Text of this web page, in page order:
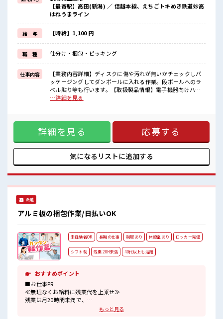
≪未経験の方も大カンゲイ≫
新しいことにチャレンジするのは不安だけど、
しっかり働く環境が整っています！
イチからスキルUP・ステップUP目指していきましょう！
≪収入アップを目指せる≫
高時給だらけの派遣のお仕事です！
■職場の雰囲気
仕事の合間の息抜きは休憩室で♪
職場にはロッカー完備！
私物の置きすぎには注意が必要ですね★
ホドよく残業があるのでホドよく働きたい方にオススメ！
【最寄駅】高田(新潟) ／ 信越本線、えちごトキめき鉄道妙高
はねうまライン
給 与 【時給】1,100 円
職 種 仕分け・梱包・ピッキング
仕事内容
【業務内容詳細】ディスクに傷や汚れが無いかチェックしパ
ッケージングしてダンボールに入れる作業。段ボールへのラ
ベル貼り等も行います。【取扱製品情報】電子機器向けハー
ドディスク、基板 ■お仕事PR ≪ちょっとの残業で収入アップ
験の方も大カンゲイ≫ 新しいことにチャレンジするのは不安
だけど、 しっかり働く環境が整っています！ イチからスキル
UP・ステップUP目指していきましょう！ ≪収入アップを目
指せる≫ 高時給だらけの派遣のお仕事です！ ■職場の雰囲気
仕事の合間の息抜きは休憩室で♪ 職場にはロッカー完備！ 私
物の置きすぎには注意が必要ですね★ ホドよく残業があるの
…詳細を見る
詳細を見る 応募する
気になるリストに追加する
派遣
アルミ板の梱包作業/日払いOK
未経験者OK 長期の仕事 制服あり 休憩室あり ロッカー完備
シフト制 残業 20H未満 40代以上も活躍
おすすめポイント
■お仕事PR
≪無理なくお給料に残業代を上乗せ≫
残業は月20時間未満で、
もっと見る